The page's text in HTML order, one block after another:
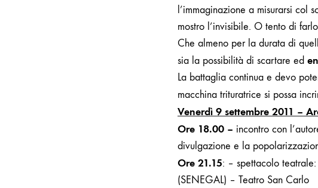
l’immaginazione a misurarsi col
mostro l’invisibile. O tento di
Che almeno per la durata di
sia la possibilità di scartare ed
La battaglia continua e devo
macchina trituratrice si possa
Venerdì 9 settembre 2011 –
Ore 18.00 – incontro con
divulgazione e la
Ore 21.15: – spettacolo teatrale:
(SENEGAL) – Teatro San Carlo